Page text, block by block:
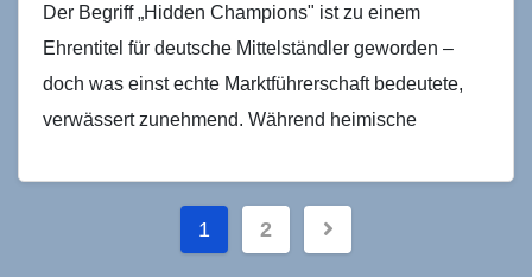
Der Begriff „Hidden Champions" ist zu einem
Ehrentitel für deutsche Mittelständler geworden –
doch was einst echte Marktführerschaft bedeutete,
verwässert zunehmend. Während heimische
Seitennummerierung
der
1 2